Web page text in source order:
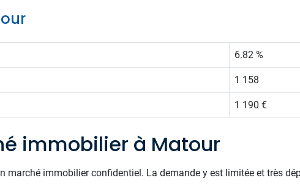
6.82 %
1 158
1 190 €
immobilier à Matour
marché immobilier confidentiel. La demande y est limitée et très